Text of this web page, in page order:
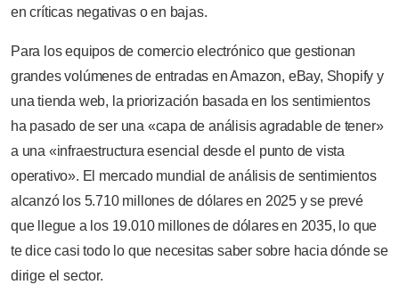
en críticas negativas o en bajas.
Para los equipos de comercio electrónico que gestionan
grandes volúmenes de entradas en Amazon, eBay, Shopify y
una tienda web, la priorización basada en los sentimientos
ha pasado de ser una «capa de análisis agradable de tener»
a una «infraestructura esencial desde el punto de vista
operativo». El mercado mundial de análisis de sentimientos
alcanzó los 5.710 millones de dólares en 2025 y se prevé
que llegue a los 19.010 millones de dólares en 2035, lo que
te dice casi todo lo que necesitas saber sobre hacia dónde se
dirige el sector.